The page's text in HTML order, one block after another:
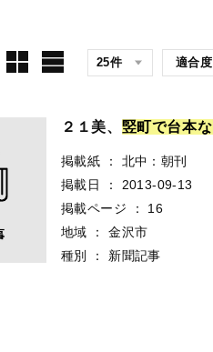
２１美、 竪町で台本な
掲載紙 ：
北中：朝刊
掲載日
：
2013-09-13
掲載ページ
：
16
地域
：
金沢市
種別
： 新聞記事